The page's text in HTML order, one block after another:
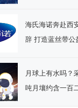
海氏海诺奔赴西
辞 打造蓝丝带公
月球上有水吗？
吨月壤约含一百